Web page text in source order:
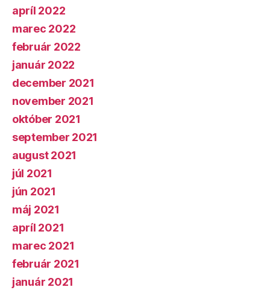
apríl 2022
marec 2022
február 2022
január 2022
december 2021
november 2021
október 2021
september 2021
august 2021
júl 2021
jún 2021
máj 2021
apríl 2021
marec 2021
február 2021
január 2021